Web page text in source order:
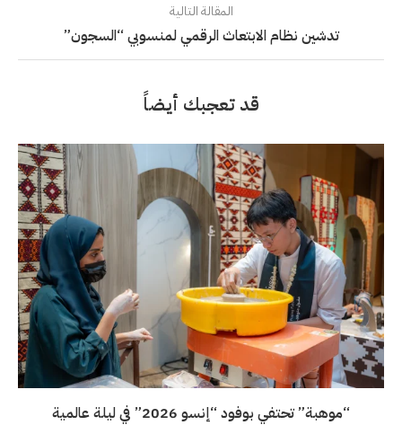
المقالة التالية
تدشين نظام الابتعاث الرقمي لمنسوبي “السجون”
قد تعجبك أيضاً
“موهبة” تحتفي بوفود “إنسو 2026” في ليلة عالمية